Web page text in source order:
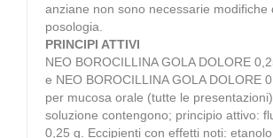
anziane non sono necessarie modifiche
posologia.
PRINCIPI ATTIVI
NEO BOROCILLINA GOLA DOLORE
e NEO BOROCILLINA GOLA DOLORE
per mucosa orale (tutte le
soluzione contengono; principio attivo:
0,25 g. Eccipienti con effetti noti: